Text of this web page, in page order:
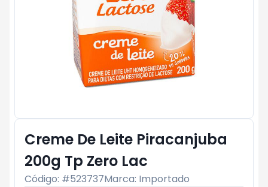
Creme De Leite Piracanjuba
200g Tp Zero Lac
Código: #523737Marca: Importado